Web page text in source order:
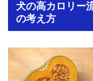
犬の高カロリー
の考え方